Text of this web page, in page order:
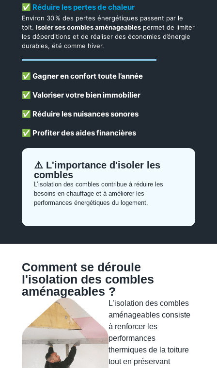
✅ Réduire les pertes de chaleur
✅ Gagner en confort toute l’année
Une isolation performante maintient une température
agréable en toute saison. Vos combles restent frais l’été,
✅ Valoriser votre bien immobilier
✅ Réduire les nuisances sonores
✅ Profiter des aides financières
⚠️ L'importance d'isoler les
combles
L’isolation des combles contribue à réduire les
besoins en chauffage et à améliorer les
performances énergétiques du logement.
Comment se déroule
l'isolation des combles
aménageables ?
L’isolation des combles
aménageables consiste
à renforcer les
performances
thermiques de la toiture
tout en préservant